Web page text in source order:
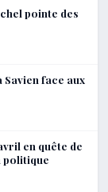
pointe des
face aux
en quête de
politique